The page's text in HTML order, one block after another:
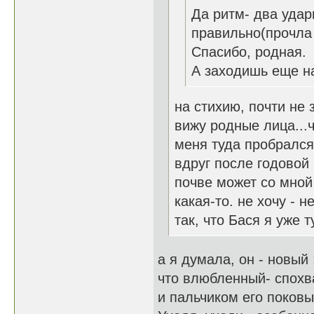
Да ритм- два
Спасибо, родная.
А заходишь еще
на стихию, почти не
вижу родные
меня туда
вдруг после
почве может со
какая-то. не хочу -
так, что Бася я уже
а я думала, он - новый
что влюбленный-
и пальчиком его